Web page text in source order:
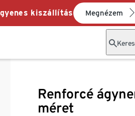
kiszállítás Megnézem
Renforcé
méret